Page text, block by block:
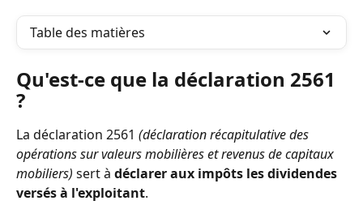
Table des matières
Qu'est-ce que la déclaration 2561
?
La déclaration 2561 (déclaration récapitulative des
opérations sur valeurs mobilières et revenus de capitaux
mobiliers) sert à déclarer aux impôts les dividendes
versés à l'exploitant.